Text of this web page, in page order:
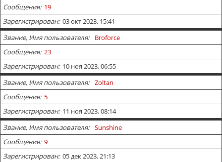
Сообщения 19
Зарегистрирован 03 окт 2023, 15:41
Звание, Имя пользователя
Broforce
Сообщения 23
Зарегистрирован 10 ноя 2023, 06:55
Звание, Имя пользователя
Zoltan
Сообщения 5
Зарегистрирован 11 ноя 2023, 08:14
Звание, Имя пользователя
Sunshine
Сообщения 9
Зарегистрирован 05 дек 2023, 21:13